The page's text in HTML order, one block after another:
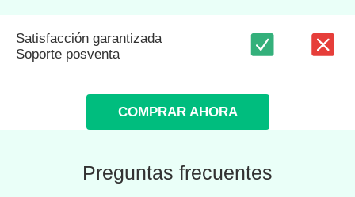
Satisfacción garantizada
Soporte posventa
COMPRAR AHORA
Preguntas frecuentes